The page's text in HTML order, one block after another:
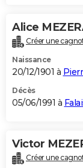
Alice
Créer une
Naissance
20/12/1901 à
Décès
05/06/1991 à
Victor
Créer une